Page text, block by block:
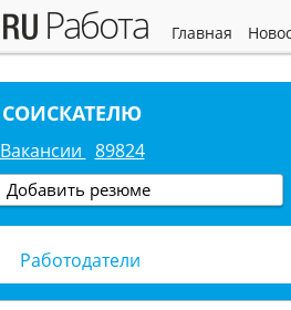
работа главная
СОИСКАТЕЛЮ
Вакансии 89824
Добавить резюме
Работодатели